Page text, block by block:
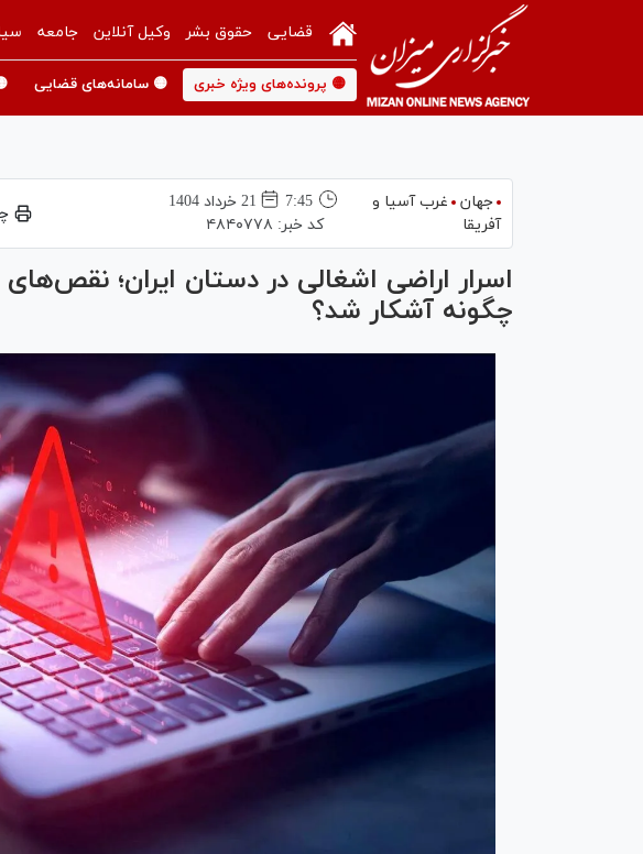
قضایی حقوق بشر وکیل آنلاین جامعه
🟡 پرونده‌های ویژه خبری 🟡 سامانه‌های قضایی
جهان
غرب آسیا و
آفریقا
7:45
21 خرداد 1404
کد خبر: ۴۸۴۰۷۷۸
اسرار اراضی اشغالی در دستان ایران؛
چگونه آشکار شد؟